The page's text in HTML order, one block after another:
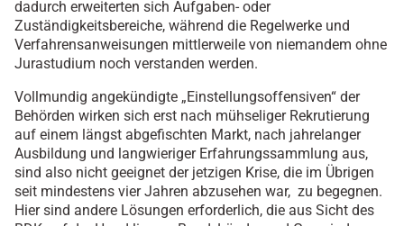
dadurch erweiterten sich Aufgaben- oder
Zuständigkeitsbereiche, während die Regelwerke und
Verfahrensanweisungen mittlerweile von niemandem ohne
Jurastudium noch verstanden werden.
Vollmundig angekündigte „Einstellungsoffensiven“ der
Behörden wirken sich erst nach mühseliger Rekrutierung
auf einem längst abgefischten Markt, nach jahrelanger
Ausbildung und langwieriger Erfahrungssammlung aus,
sind also nicht geeignet der jetzigen Krise, die im Übrigen
seit mindestens vier Jahren abzusehen war, zu begegnen.
Hier sind andere Lösungen erforderlich, die aus Sicht des